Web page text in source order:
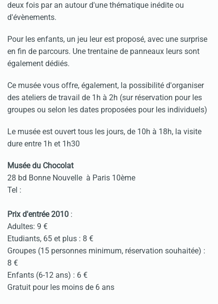
deux fois par an autour d'une thématique inédite ou
d'évènements.
Pour les enfants, un jeu leur est proposé, avec une surprise
en fin de parcours. Une trentaine de panneaux leurs sont
également dédiés.
Ce musée vous offre, également, la possibilité d'organiser
des ateliers de travail de 1h à 2h (sur réservation pour les
groupes ou selon les dates proposées pour les individuels)
Le musée est ouvert tous les jours, de 10h à 18h, la visite
dure entre 1h et 1h30
Musée du Chocolat
28 bd Bonne Nouvelle à Paris 10ème
Tel :
Prix d'entrée 2010 :
Adultes: 9 €
Etudiants, 65 et plus : 8 €
Groupes (15 personnes minimum, réservation souhaitée) :
8 €
Enfants (6-12 ans) : 6 €
Gratuit pour les moins de 6 ans